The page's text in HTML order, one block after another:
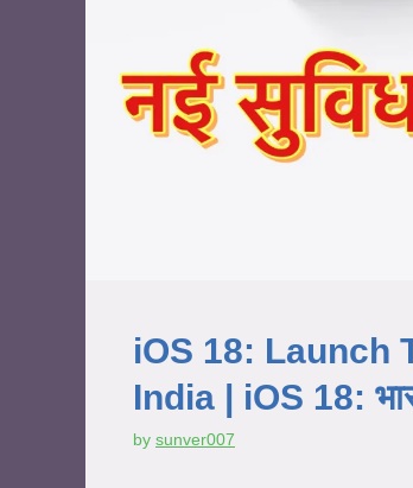
iOS 18: Launch
India | iOS 18:
by sunver007